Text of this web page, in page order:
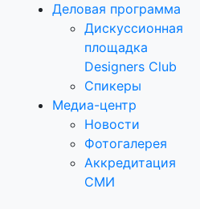
Деловая программа
Дискуссионная
площадка
Designers Club
Спикеры
Медиа-центр
Новости
Фотогалерея
Аккредитация
СМИ